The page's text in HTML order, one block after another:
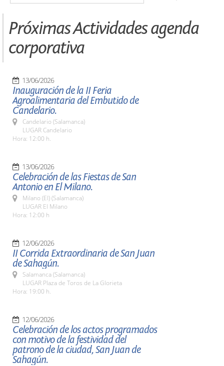
Próximas Actividades agenda
corporativa
13/06/2026
Inauguración de la II Feria
Agroalimentaria del Embutido de
Candelario.
Candelario (Salamanca)
LUGAR Candelario
Hora: 12:00 h.
13/06/2026
Celebración de las Fiestas de San
Antonio en El Milano.
Milano (El) (Salamanca)
LUGAR El Milano
Hora: 12:00 h
12/06/2026
II Corrida Extraordinaria de San Juan
de Sahagún.
Salamanca (Salamanca)
LUGAR Plaza de Toros de La Glorieta
Hora: 19:00 h.
12/06/2026
Celebración de los actos programados
con motivo de la festividad del
patrono de la ciudad, San Juan de
Sahagún.